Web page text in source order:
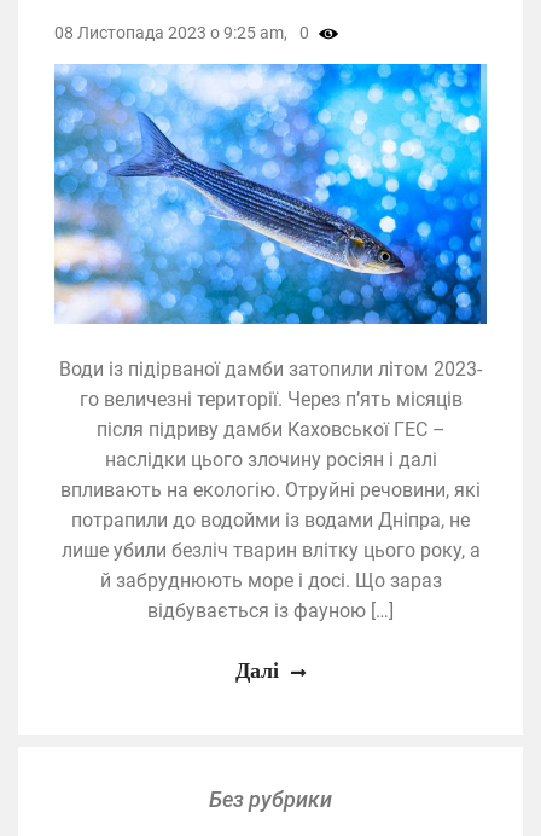
Води із підірваної дамби затопили літом 2023-
го величезні території. Через п’ять місяців
після підриву дамби Каховської ГЕС –
наслідки цього злочину росіян і далі
впливають на екологію. Отруйні речовини, які
потрапили до водойми із водами Дніпра, не
лише убили безліч тварин влітку цього року, а
й забруднюють море і досі. Що зараз
відбувається із фауною […]
08 Листопада 2023 о 9:25 am, 0
Далі
Без рубрики